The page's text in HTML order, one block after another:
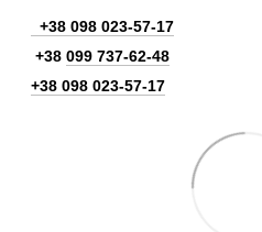
+38 098 023-57-17
+38 099 737-62-48
+38 098 023-57-17